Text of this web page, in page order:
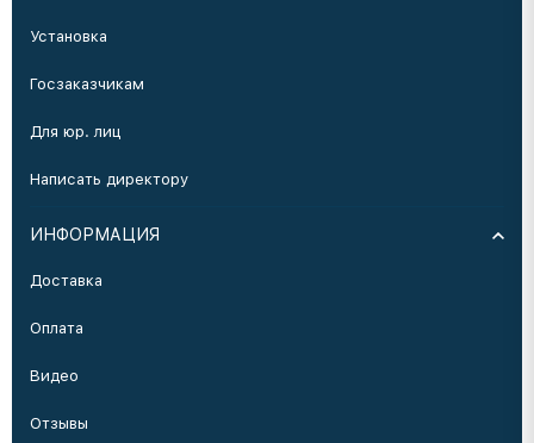
Установка
Госзаказчикам
Для юр. лиц
Написать директору
ИНФОРМАЦИЯ
Доставка
Оплата
Видео
Отзывы